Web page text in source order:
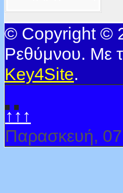
© Copyright ©
Ρεθύμνου. Με
Key4Site.
↑↑↑
Παρασκευή,